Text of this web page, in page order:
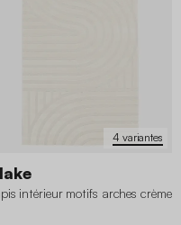
4 variantes
intérieur motifs arches crème